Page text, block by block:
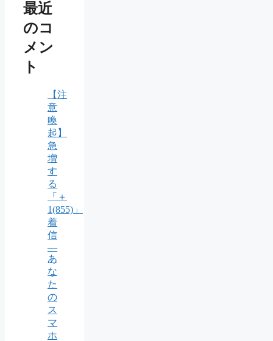
最近
のコ
メン
ト
【注
意
喚
起】
急
増
す
る
「＋
1(855)」
着
信
―
あ
な
た
の
ス
マ
ホ